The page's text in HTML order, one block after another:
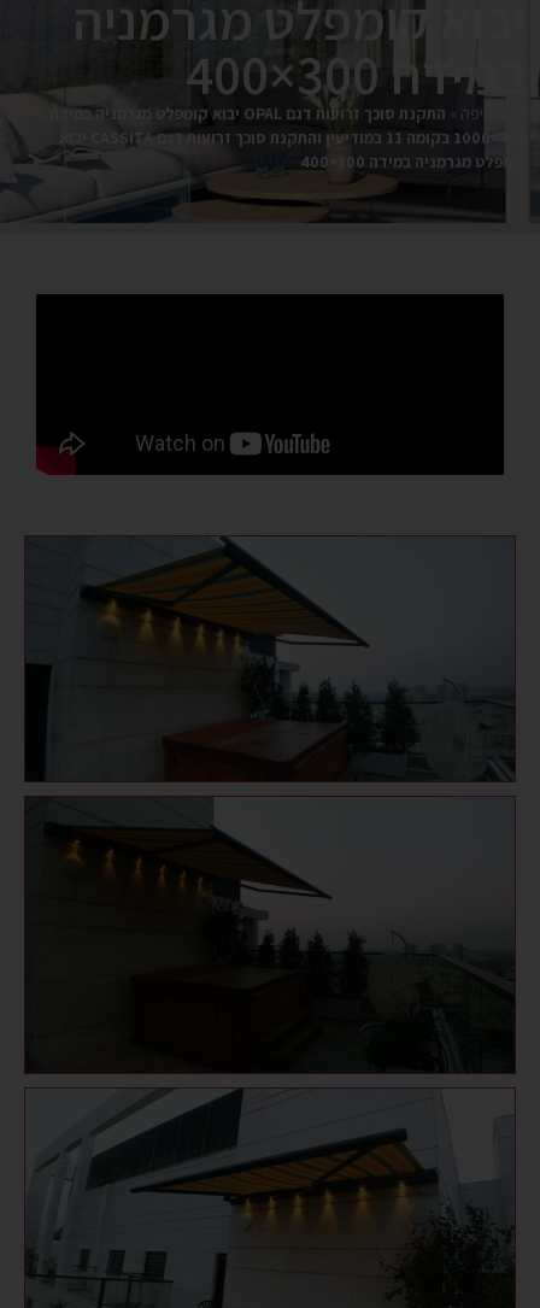
יבוא קומפלט מגרמניה
במידה 300×400
אלום חיפה »
התקנת סוכך זרועות דגם OPAL יבוא קומפלט מגרמניה במידה
קומפלט מגרמניה במידה 300×400